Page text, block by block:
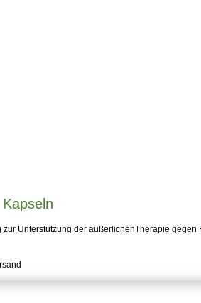
zur Unterstützung der äußerlichenTherapie